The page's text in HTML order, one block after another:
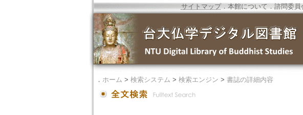
サイトマップ．本館について ． 諮問委員
． ホーム > 検索システム > 検索エンジン > 書誌の詳細内容